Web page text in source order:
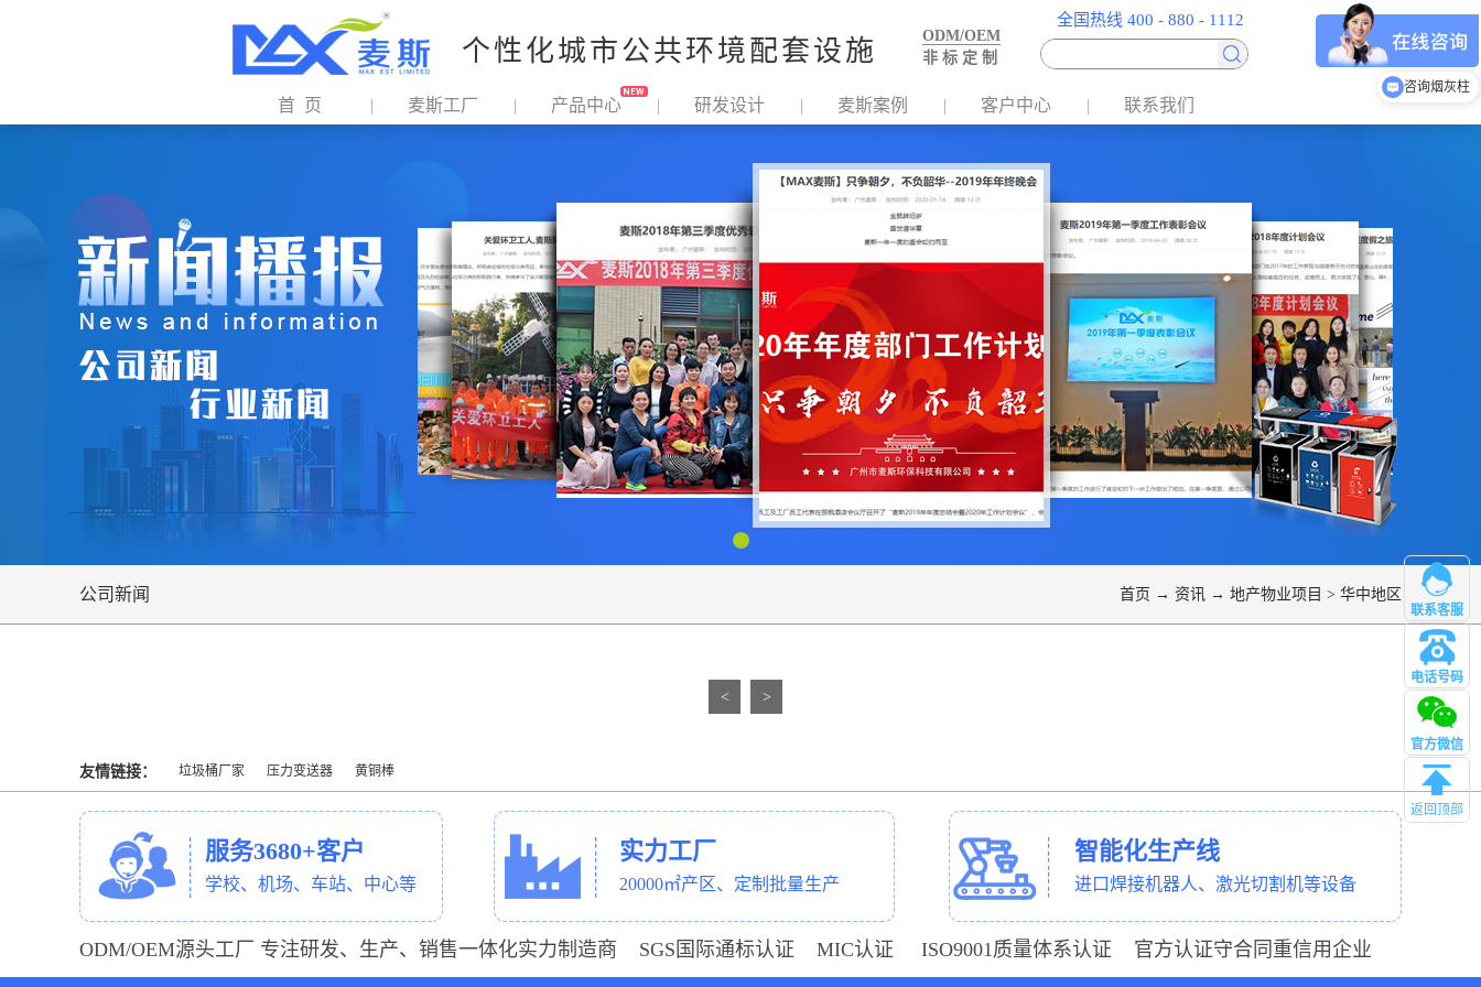
个性化城市公共环境配套设施
ODM/OEM
非 标 定 制
全国热线 400 - 880 - 1112
首 页 麦斯工厂 产品中心 研发设计 麦斯案例 客户中心 联系我们
首页 → 资讯 → 地产物业项目 > 华中地区
公司新闻
< >
友情链接： 垃圾桶厂家 压力变送器 黄铜棒
服务3680+客户
学校、机场、车站、中心等
实力工厂
20000㎡产区、定制批量生产
智能化生产线
进口焊接机器人、激光切割机等设备
ODM/OEM源头工厂 专注研发、生产、销售一体化实力制造商 SGS国际通标认证 MIC认证 ISO9001质量体系认证 官方认证守合同重信用企业
联系客服
电话号码
管理
官方微信
返回顶部
咨询烟灰柱